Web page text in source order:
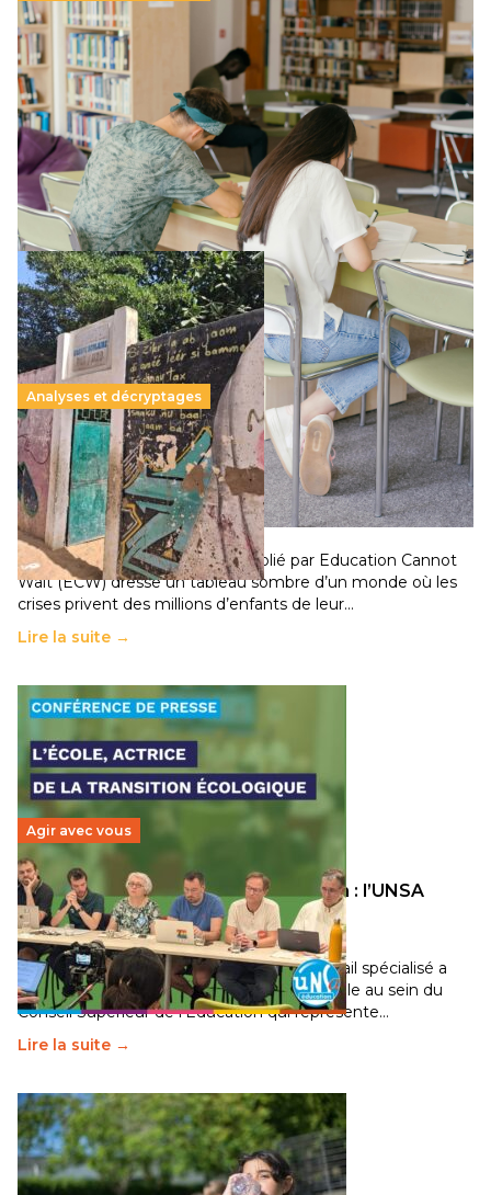
Supérieur privé : une dérive qui met à mal la
promesse républicaine
11 juillet 2026-
Le projet de loi sur la régulation de l’enseignement
supérieur privé met en lumière l’amplification d’un système
qui relègue l’acte pédagogique au superfétatoire, voire à…
Lire la suite →
Analyses et décryptages
258 millions d’enfants victimes de la guerre, des
chocs climatiques et des déplacements de
population
11 juillet 2026- National
Un nouveau rapport mondial publié par Education Cannot
Wait (ECW) dresse un tableau sombre d’un monde où les
crises privent des millions d’enfants de leur…
Lire la suite →
Agir avec vous
Transition écologique de l’éducation : l’UNSA
Éducation fait bouger les lignes
30 juin 2026-National
Pendant plusieurs mois, un groupe de travail spécialisé a
travaillé sur la transition écologique de l’Ecole au sein du
Conseil Supérieur de l’Éducation qui représente…
Lire la suite →